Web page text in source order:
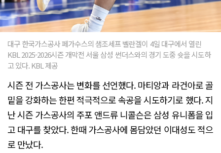
대구 한국가스공사 페가수스의 샘조세프 벨란겔이 4일 대구에서 열린
KBL 2025-2026시즌 개막전 서울 삼성 썬더스와의 경기 도중 슛을 시도하
고 있다. KBL 제공
시즌 전 가스공사는 변화를 선언했다. 마티앙과 라건아로 골
밑을 강화하는 한편 적극적으로 속공을 시도하기로 했다. 지
난 시즌 가스공사의 주포 앤드류 니콜슨은 삼성 유니폼을 입
고 대구를 찾았다. 한때 가스공사에 몸담았던 이대성도 적으
로 만났다.